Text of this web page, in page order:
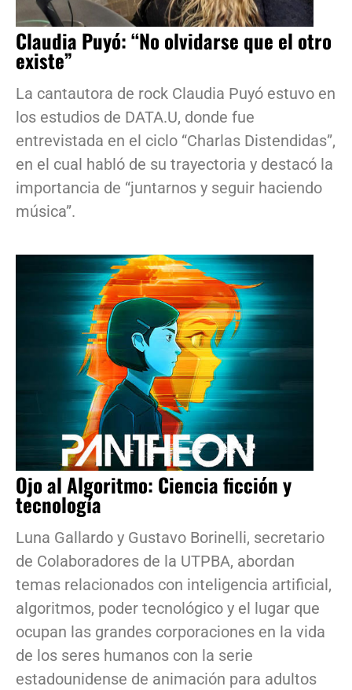
Claudia Puyó: “No olvidarse que el otro
existe”
La cantautora de rock Claudia Puyó estuvo en
los estudios de DATA.U, donde fue
entrevistada en el ciclo “Charlas Distendidas”,
en el cual habló de su trayectoria y destacó la
importancia de “juntarnos y seguir haciendo
música”.
Ojo al Algoritmo: Ciencia ficción y
tecnología
Luna Gallardo y Gustavo Borinelli, secretario
de Colaboradores de la UTPBA, abordan
temas relacionados con inteligencia artificial,
algoritmos, poder tecnológico y el lugar que
ocupan las grandes corporaciones en la vida
de los seres humanos con la serie
estadounidense de animación para adultos